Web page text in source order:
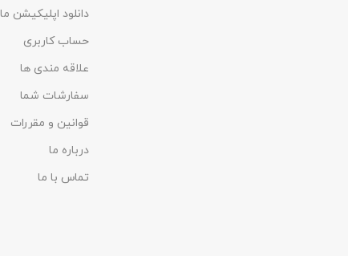
دانلود اپلیکیشن ما
حساب کاربری
علاقه مندی ها
سفارشات شما
قوانین و مقررات
درباره ما
تماس با ما